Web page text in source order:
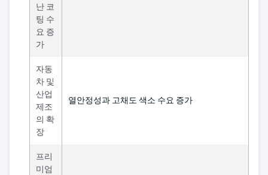
난 코
팅 수
요 증
가
자동
차 및
산업
제조
의 확
장
열안정성과 고채도 색소 수요 증가
프리
미엄